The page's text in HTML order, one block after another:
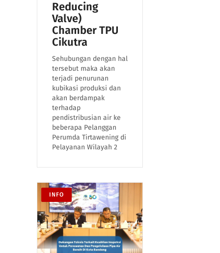
Reducing
Valve)
Chamber TPU
Cikutra
Sehubungan dengan hal
tersebut maka akan
terjadi penurunan
kubikasi produksi dan
akan berdampak
terhadap
pendistribusian air ke
beberapa Pelanggan
Perumda Tirtawening di
Pelayanan Wilayah 2
INFO